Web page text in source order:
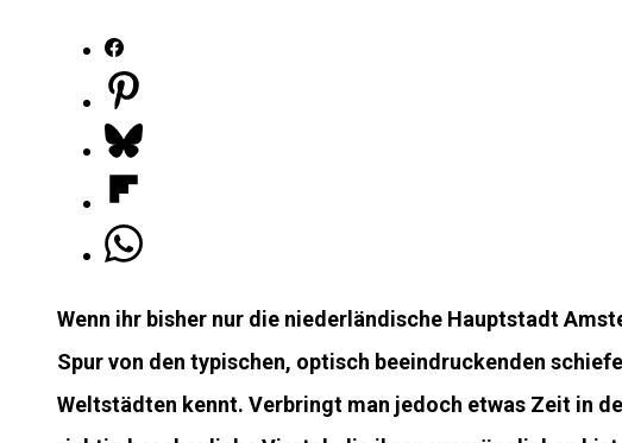
Wenn ihr bisher nur die niederländische Hauptstadt
Spur von den typischen, optisch beeindruckenden
Weltstädten kennt. Verbringt man jedoch etwas Zeit in